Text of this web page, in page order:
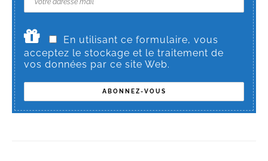
En utilisant ce formulaire, vous
acceptez le stockage et le traitement de
vos données par ce site Web.